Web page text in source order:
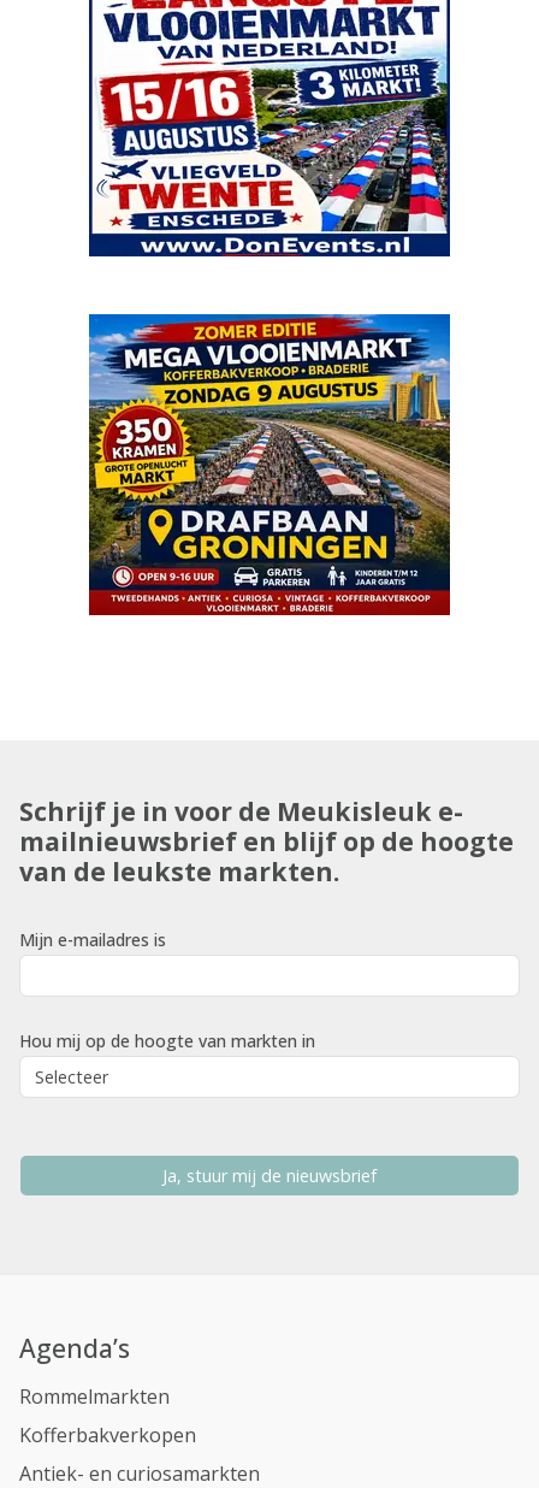
Schrijf je in voor de Meukisleuk e-
mailnieuwsbrief en blijf op de hoogte
van de leukste markten.
Mijn e-mailadres is
Hou mij op de hoogte van markten in
Ja, stuur mij de nieuwsbrief
Agenda’s
Rommelmarkten
Kofferbakverkopen
Antiek- en curiosamarkten